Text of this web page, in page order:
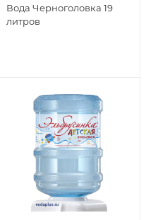
Вода Черноголовка 19
литров